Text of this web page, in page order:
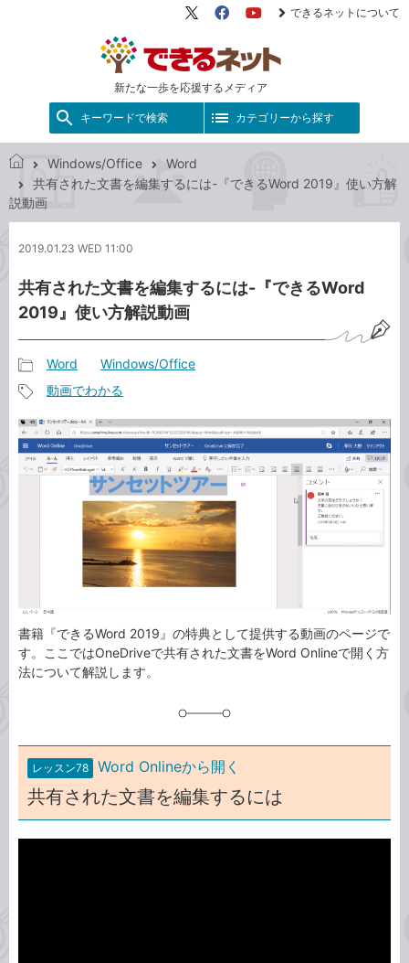
新たな一歩を応援するメディア
X（旧
FacebookYouTube
できるネットについて
キーワードで検索 カテゴリーから探す
で
き
ッ
Windows/Office
Word
共有された文書を編集するには-『できるWord 2019』使い方解
説動画
2019.01.23 WED 11:00
共有された文書を編集するには-『できるWord
2019』使い方解説動画
事
カ
テ
ゴ
Word Windows/Office
事
タ
グ
動画でわかる
書籍『できるWord 2019』の特典として提供する動画のページで
す。ここではOneDriveで共有された文書をWord Onlineで開く方
法について解説します。
レッスン78 Word Onlineから開く
共有された文書を編集するには